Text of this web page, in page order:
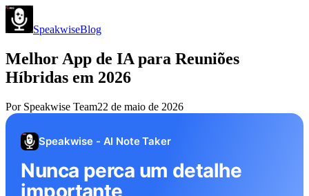
SpeakwiseBlog
Melhor App de IA para Reuniões
Híbridas em 2026
Por Speakwise Team22 de maio de 2026
Speakwise - AI Note Taker
Nunca perca um detalhe
importante